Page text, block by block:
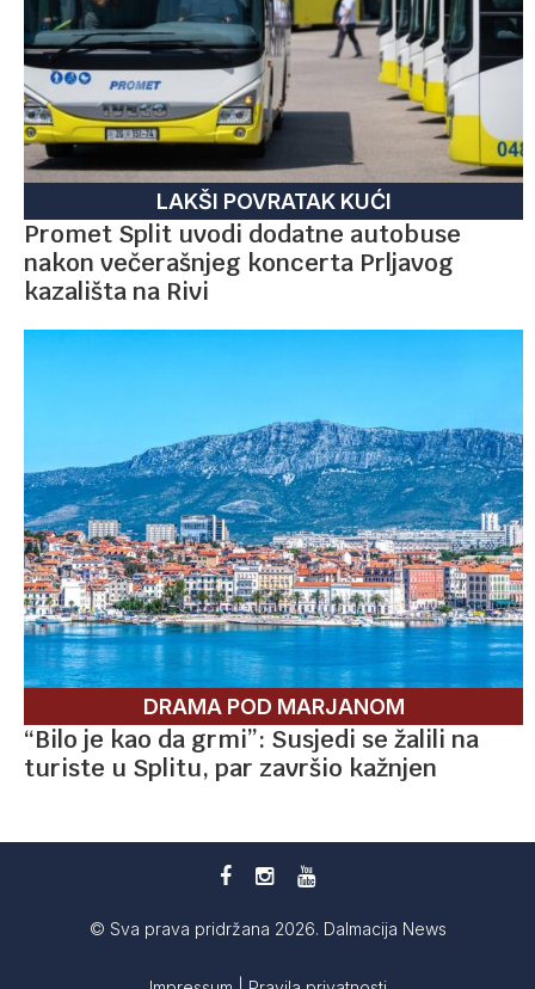
LAKŠI POVRATAK KUĆI
Promet Split uvodi dodatne autobuse
nakon večerašnjeg koncerta Prljavog
kazališta na Rivi
DRAMA POD MARJANOM
“Bilo je kao da grmi”: Susjedi se žalili na
turiste u Splitu, par završio kažnjen
© Sva prava pridržana 2026. Dalmacija News